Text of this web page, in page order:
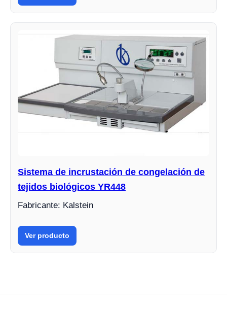
Sistema de incrustación de congelación de
tejidos biológicos YR448
Fabricante: Kalstein
Ver producto